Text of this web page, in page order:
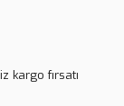
kargo fırsatı